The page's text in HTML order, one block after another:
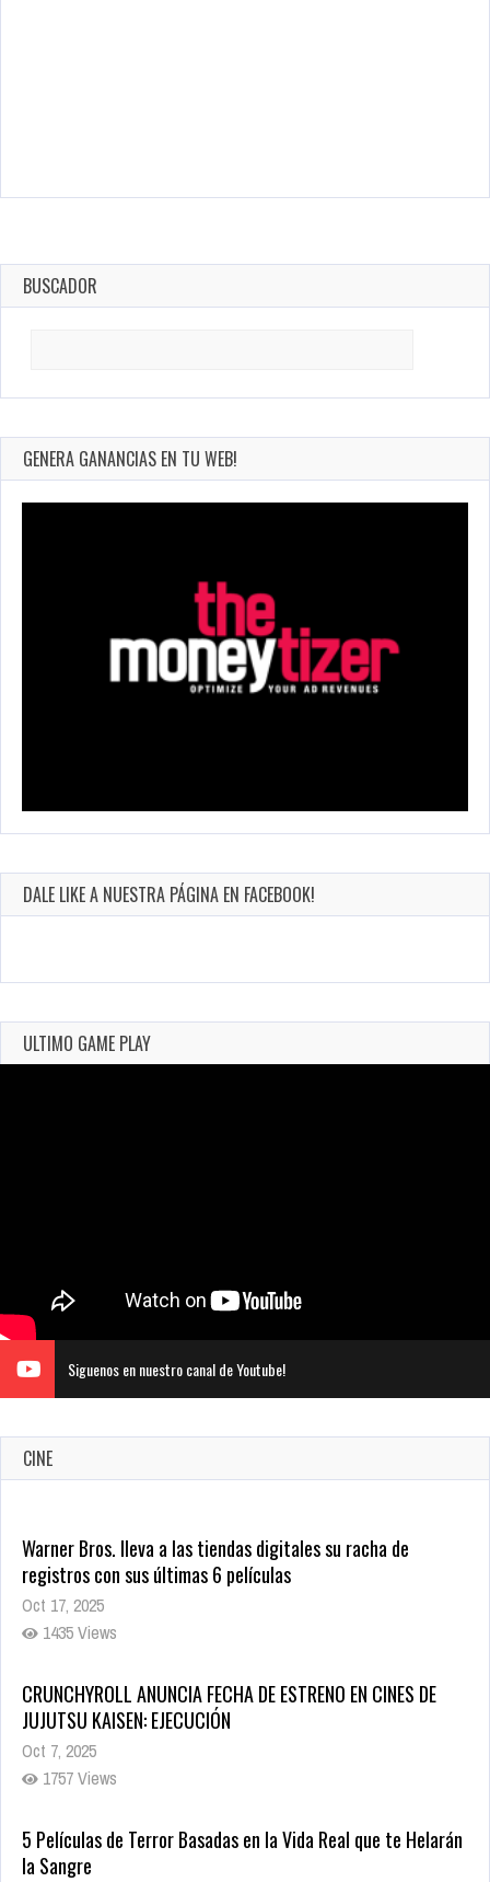
BUSCADOR
GENERA GANANCIAS EN TU WEB!
DALE LIKE A NUESTRA PÁGINA EN FACEBOOK!
ULTIMO GAME PLAY
Siguenos en nuestro canal de Youtube!
CINE
Warner Bros. lleva a las tiendas digitales su racha de
registros con sus últimas 6 películas
Oct 17, 2025
1435 Views
CRUNCHYROLL ANUNCIA FECHA DE ESTRENO EN CINES DE
JUJUTSU KAISEN: EJECUCIÓN
Oct 7, 2025
1757 Views
5 Películas de Terror Basadas en la Vida Real que te Helarán
la Sangre